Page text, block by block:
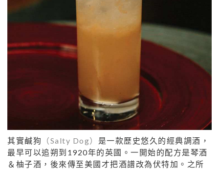
其實鹹狗 （Salty Dog） 是一款歷史悠久的經典調酒，
最早可以追朔到 1920年的英國。一開始的配方是琴酒
＆柚子酒，後來傳至美國才把酒譜改為伏特加。之所